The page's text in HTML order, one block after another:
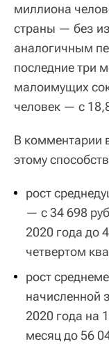
миллиона
страны — без
аналогичным
последние три
малоимущих
человек — с
В комментарии
этому
рост
— с 34 698
2020 года до
четвертом
рост
начисленной
2020 года на
месяц до 56